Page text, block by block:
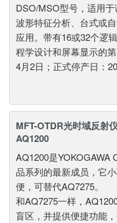
DSO/MSO型号，适用于
波形特征分析、台式或
应用。带有16或32个逻
程学设计和屏幕显示的
4月2日；正式停产日：
MFT-OTDR光时域反射
AQ1200
AQ1200是YOKOGAWA
品系列的最新成员，它
便，可替代AQ7275。
和AQ7275一样，
盲区，并提供便捷功能